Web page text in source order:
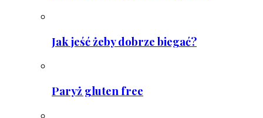
Jak jeść żeby dobrze biegać?
Paryż gluten free